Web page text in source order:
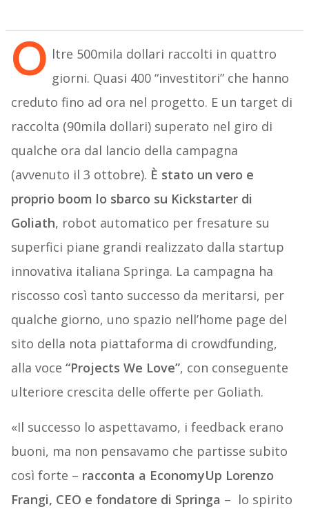
O ltre 500mila dollari raccolti in quattro
giorni. Quasi 400 “investitori” che hanno
creduto fino ad ora nel progetto. E un target di
raccolta (90mila dollari) superato nel giro di
qualche ora dal lancio della campagna
(avvenuto il 3 ottobre). È stato un vero e
proprio boom lo sbarco su Kickstarter di
Goliath, robot automatico per fresature su
superfici piane grandi realizzato dalla startup
innovativa italiana Springa. La campagna ha
riscosso così tanto successo da meritarsi, per
qualche giorno, uno spazio nell’home page del
sito della nota piattaforma di crowdfunding,
alla voce “Projects We Love”, con conseguente
ulteriore crescita delle offerte per Goliath.
«Il successo lo aspettavamo, i feedback erano
buoni, ma non pensavamo che partisse subito
così forte – racconta a EconomyUp Lorenzo
Frangi, CEO e fondatore di Springa – lo spirito